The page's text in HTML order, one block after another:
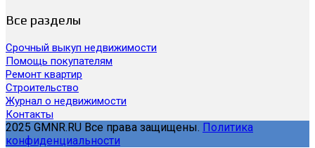
Все разделы
Срочный выкуп недвижимости
Помощь покупателям
Ремонт квартир
Строительство
Журнал о недвижимости
Контакты
2025 GMNR.RU Все права защищены. Политика
конфиденциальности